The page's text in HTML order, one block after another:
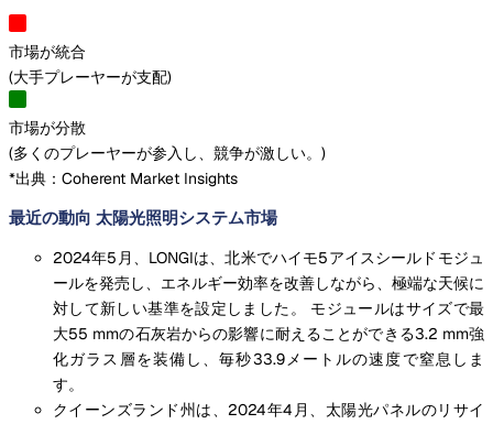
市場が統合
(大手プレーヤーが支配)
市場が分散
(多くのプレーヤーが参入し、競争が激しい。 )
*出典：Coherent Market Insights
最近の動向 太陽光照明システム市場
2024年5月、LONGIは、北米でハイモ5アイスシールドモジュ
ールを発売し、エネルギー効率を改善しながら、極端な天候に
対して新しい基準を設定しました。 モジュールはサイズで最
大55 mmの石灰岩からの影響に耐えることができる3.2 mm強
化ガラス層を装備し、毎秒33.9メートルの速度で窒息しま
す。
クイーンズランド州は、2024年4月、太陽光パネルのリサイ